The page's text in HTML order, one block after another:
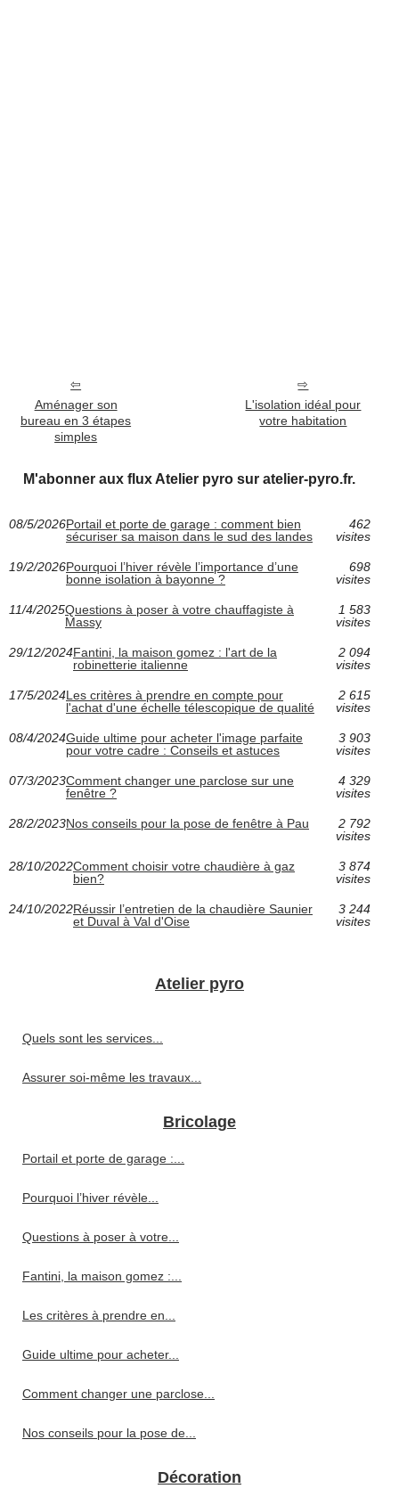
Aménager son
bureau en 3 étapes
simples
L'isolation idéal pour
votre habitation
M'abonner aux flux Atelier pyro sur atelier-pyro.fr.
08/5/2026Portail et porte de garage : comment bien
sécuriser sa maison dans le sud des landes
462
visites
19/2/2026Pourquoi l’hiver révèle l’importance d’une
bonne isolation à bayonne ?
698
visites
11/4/2025Questions à poser à votre chauffagiste à
Massy
1 583
visites
29/12/2024Fantini, la maison gomez : l'art de la
robinetterie italienne
2 094
visites
17/5/2024Les critères à prendre en compte pour
l'achat d'une échelle télescopique de qualité
2 615
visites
08/4/2024Guide ultime pour acheter l'image parfaite
pour votre cadre : Conseils et astuces
3 903
visites
07/3/2023Comment changer une parclose sur une
fenêtre ?
4 329
visites
28/2/2023Nos conseils pour la pose de fenêtre à Pau
2 792
visites
28/10/2022Comment choisir votre chaudière à gaz
bien?
3 874
visites
24/10/2022Réussir l’entretien de la chaudière Saunier
et Duval à Val d'Oise
3 244
visites
Atelier pyro
Quels sont les services...
Assurer soi-même les travaux...
Bricolage
Portail et porte de garage :...
Pourquoi l’hiver révèle...
Questions à poser à votre...
Fantini, la maison gomez :...
Les critères à prendre en...
Guide ultime pour acheter...
Comment changer une parclose...
Nos conseils pour la pose de...
Décoration